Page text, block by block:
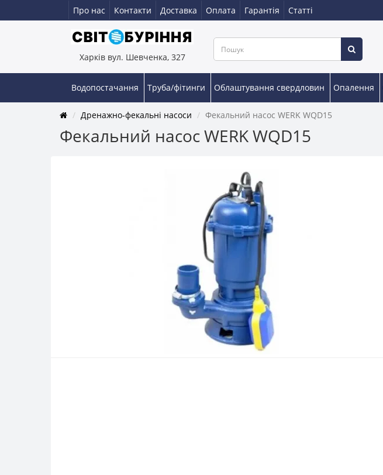
Про нас Контакти Доставка Оплата Гарантія Статті
Харків вул. Шевченка, 327
Водопостачання Труба/фітинги Облаштування свердловин Опалення
Дренажно-фекальні насоси Фекальний насос WERK WQD15
Фекальний насос WERK WQD15